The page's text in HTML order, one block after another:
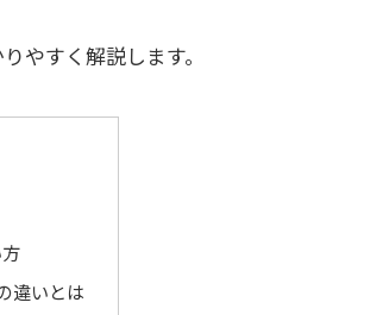
やすく解説します。
違いとは